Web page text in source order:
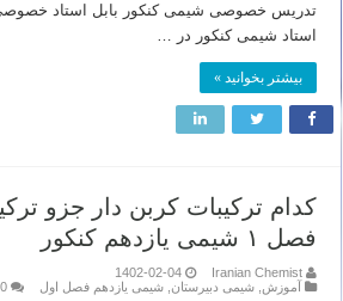
تدریس خصوصی شیمی کنکور بابل استاد
استاد شیمی کنکور در …
بیشتر بخوانید »
کدام ترکیبات کربن دار جزو
فصل ۱ شیمی یازدهم کنکور
Iranian Chemist
1402-02-04
آموزش شیمی دبیرستان شیمی یازدهم فصل اول 0